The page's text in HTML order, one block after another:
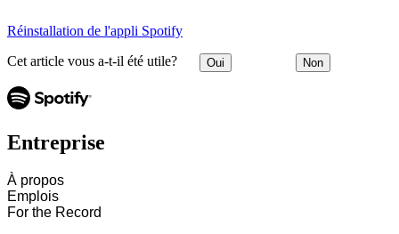
Réinstallation de l'appli Spotify
Cet article vous a-t-il été utile? Oui Non
Entreprise
À propos
Emplois
For the Record